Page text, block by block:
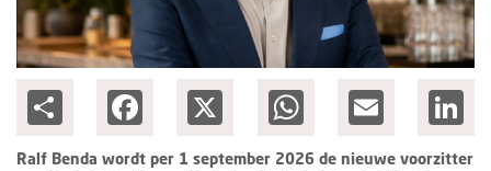
Facebook WhatsApp Email
Ralf Benda wordt per 1 september 2026 de nieuwe voorzitter